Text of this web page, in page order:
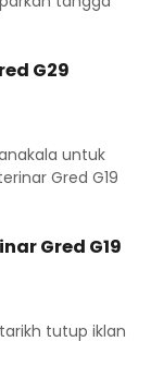
G29
untuk
Gred G19
Gred G19
tutup iklan